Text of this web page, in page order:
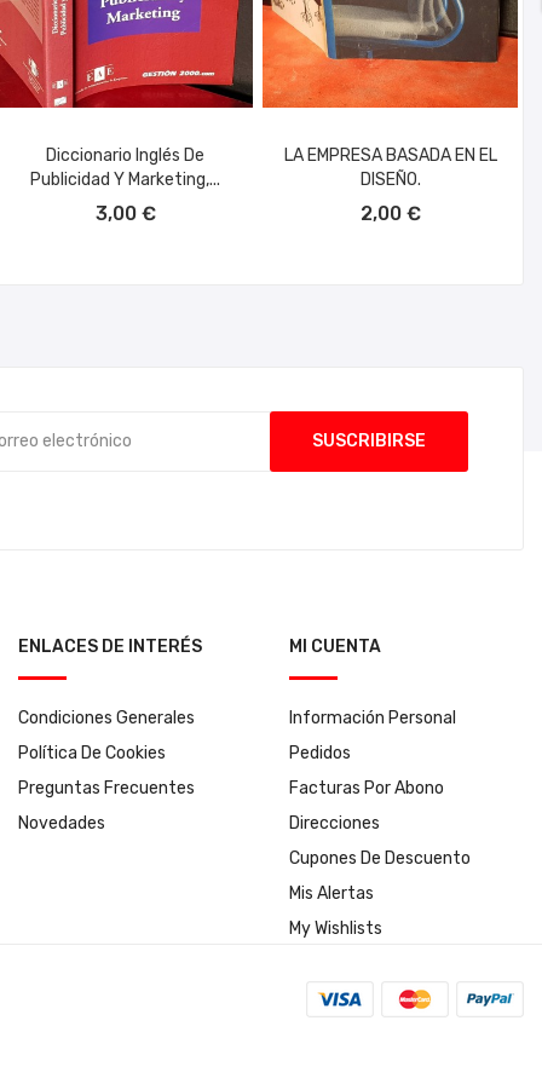
Diccionario Inglés De
Publicidad Y Marketing,...
3,00 €
AÑADIR AL CARRITO
LA EMPRESA BASADA EN EL
DISEÑO.
2,00 €
ENLACES DE INTERÉS
Condiciones Generales
Política De Cookies
Preguntas Frecuentes
Novedades
MI CUENTA
Información Personal
Pedidos
Facturas Por Abono
Direcciones
Cupones De Descuento
Mis Alertas
My Wishlists